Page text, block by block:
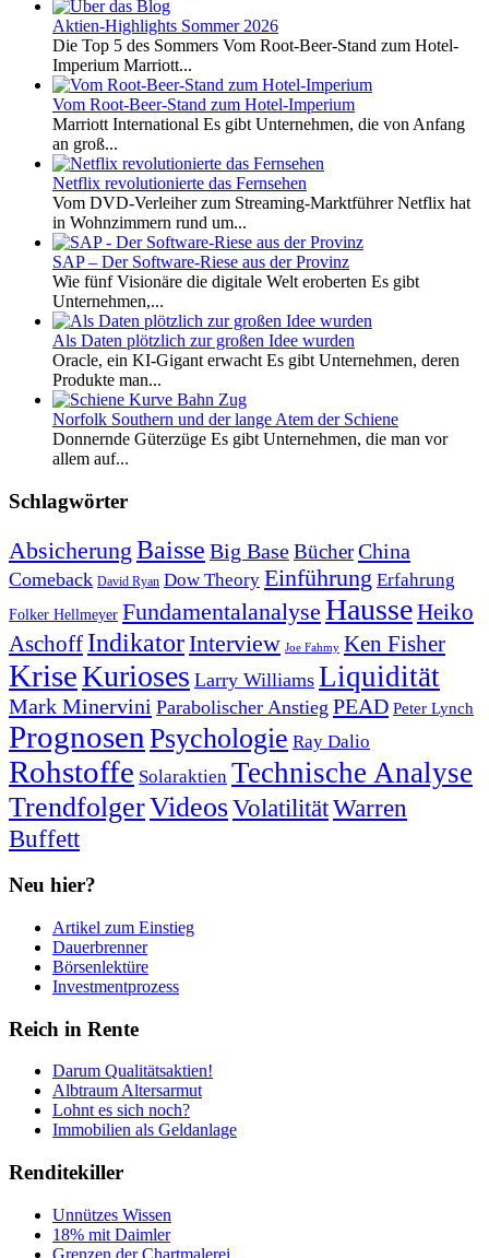
Aktien-Highlights Sommer 2026
Die Top 5 des Sommers Vom Root-Beer-Stand zum Hotel-
Imperium Marriott...
Vom Root-Beer-Stand zum Hotel-Imperium
Marriott International Es gibt Unternehmen, die von Anfang
an groß...
Netflix revolutionierte das Fernsehen
Vom DVD-Verleiher zum Streaming-Marktführer Netflix hat
in Wohnzimmern rund um...
SAP – Der Software-Riese aus der Provinz
Wie fünf Visionäre die digitale Welt eroberten Es gibt
Unternehmen,...
Als Daten plötzlich zur großen Idee wurden
Oracle, ein KI-Gigant erwacht Es gibt Unternehmen, deren
Produkte man...
Norfolk Southern und der lange Atem der Schiene
Donnernde Güterzüge Es gibt Unternehmen, die man vor
allem auf...
Schlagwörter
Absicherung Baisse Big BaseBücherChina
Comeback David Ryan Dow Theory Einführung Erfahrung
Folker Hellmeyer Fundamentalanalyse HausseHeiko
Aschoff IndikatorInterview Joe Fahmy Ken Fisher
KriseKurioses Larry Williams Liquidität
Mark Minervini Parabolischer Anstieg PEAD Peter Lynch
Prognosen Psychologie Ray Dalio
Rohstoffe Solaraktien Technische Analyse
TrendfolgerVideosVolatilitätWarren
Buffett
Neu hier?
Artikel zum Einstieg
Dauerbrenner
Börsenlektüre
Investmentprozess
Reich in Rente
Darum Qualitätsaktien!
Albtraum Altersarmut
Lohnt es sich noch?
Immobilien als Geldanlage
Renditekiller
Unnützes Wissen
18% mit Daimler
Grenzen der Chartmalerei